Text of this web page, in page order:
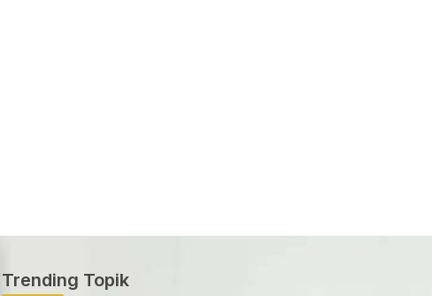
Trending Topik